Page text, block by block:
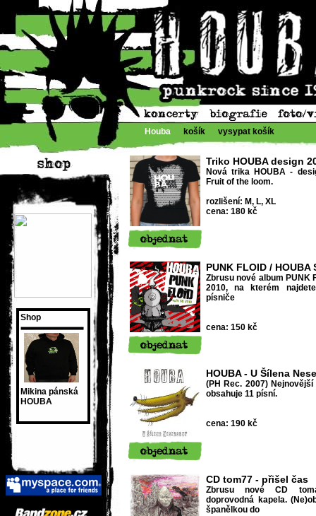
Houba košík vysypat košík
Shop
Mikina pánská
HOUBA
Triko HOUBA design
Nová trika HOUBA -
Fruit of the loom.
rozlišení: M, L, XL
cena: 180 kč
PUNK FLOID / HOUBA
Zbrusu nové album PUNK
2010, na kterém
písniče
cena: 150 kč
HOUBA - U Šílena
(PH Rec. 2007)
obsahuje 11 písní.
cena: 190 kč
CD tom77 - přišel čas
Zbrusu nové CD
doprovodná kapela.
španělkou do